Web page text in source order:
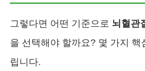
그렇다면 어떤 기준으로 뇌혈관
을 선택해야 할까요? 몇 가지 핵
립니다.